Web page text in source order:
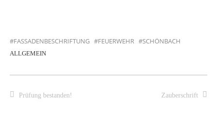
FASSADENBESCHRIFTUNG FEUERWEHR SCHÖNBACH
ALLGEMEIN
Zauberschrift
Prüfung bestanden!